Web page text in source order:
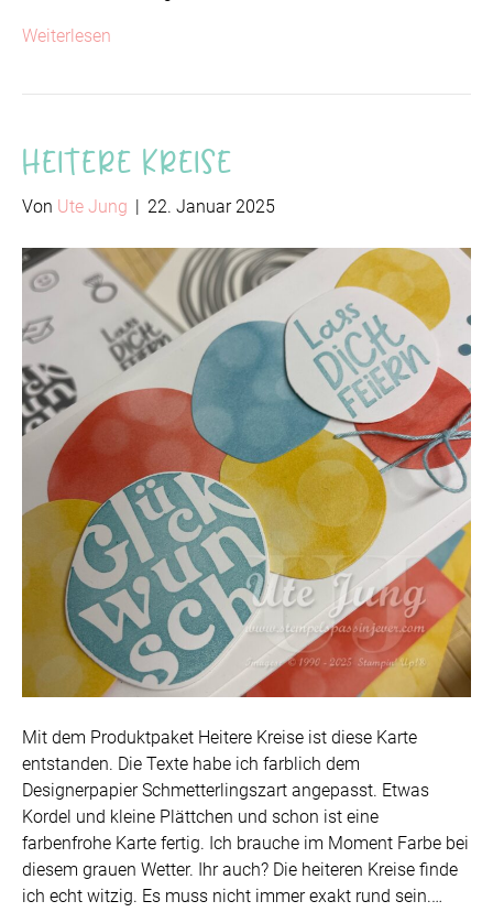
Weiterlesen
Heitere Kreise
Von Ute Jung | 22. Januar 2025
Mit dem Produktpaket Heitere Kreise ist diese Karte
entstanden. Die Texte habe ich farblich dem
Designerpapier Schmetterlingszart angepasst. Etwas
Kordel und kleine Plättchen und schon ist eine
farbenfrohe Karte fertig. Ich brauche im Moment Farbe bei
diesem grauen Wetter. Ihr auch? Die heiteren Kreise finde
ich echt witzig. Es muss nicht immer exakt rund sein.…